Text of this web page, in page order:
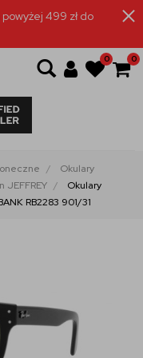
499 zł do
0 0
Okulary
JEFFREY
Okulary
RB2283 901/31